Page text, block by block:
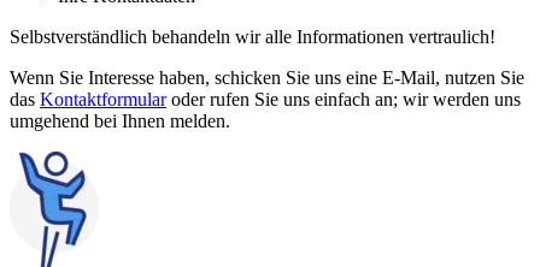
Selbstverständlich behandeln wir alle Informationen vertraulich!
Wenn Sie Interesse haben, schicken Sie uns eine E-Mail, nutzen Sie
das Kontaktformularoder rufen Sie uns einfach an; wir werden uns
umgehend bei Ihnen melden.